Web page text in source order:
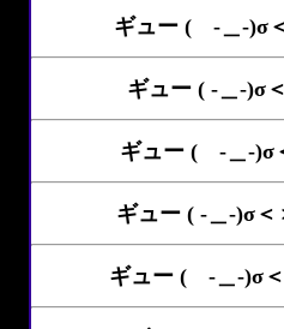
ギュー ( -＿-)σ
ギュー ( -＿-)σ
ギュー ( -＿-)σ
ギュー ( -＿-)σ＜
ギュー ( -＿-)σ